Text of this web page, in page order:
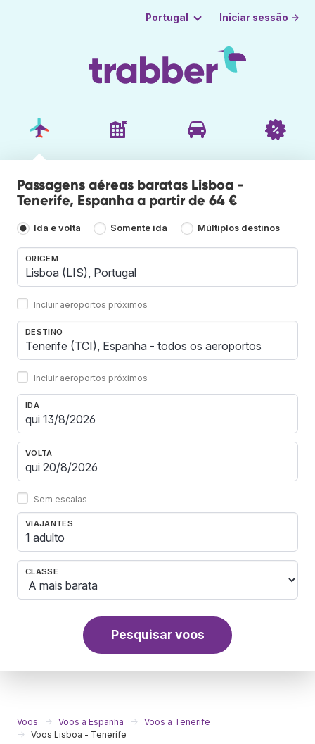
Portugal Iniciar sessão →
Passagens aéreas baratas Lisboa -
Tenerife, Espanha a partir de 64 €
Ida e volta Somente ida Múltiplos destinos
ORIGEM
Incluir aeroportos próximos
DESTINO
Incluir aeroportos próximos
IDA
VOLTA
Sem escalas
VIAJANTES
1 adulto
CLASSE
Pesquisar voos
Voos Voos a Espanha
Voos a Tenerife
Voos Lisboa - Tenerife